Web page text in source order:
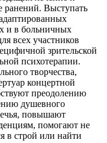
ранений. Выступать
и в больничных
всех участников
зрительской
психотерапии.
творчества,
концертной
преодолению
душевного
повышают
помогают не
в строй или найти